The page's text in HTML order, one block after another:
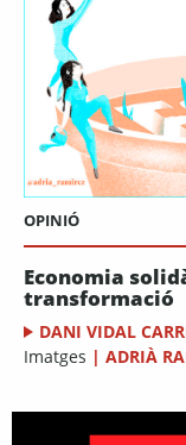
OPINIÓ
Economia
transformació
DANI VIDAL
Imatges | ADRIÀ